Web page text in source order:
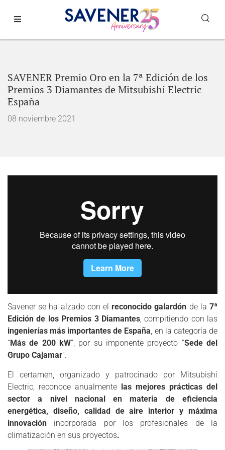
SAVENER Premio Oro en la 7ª Edición de los
Premios 3 Diamantes de Mitsubishi Electric
España
08 noviembre 2021
Savener se ha alzado con elreconocido galardón de la7ª
Edición de los Premios 3 Diamantes, compitiendo con las
ingenierías más importantes de España, en la categoría de
“Más de 200 kW”, por su imponente proyecto “Sede del
Grupo Cajamar”.
El certamen, organizado y patrocinado por Mitsubishi
Electric, reconoce anualmente las mejores prácticas del
sector a nivel nacional en materia de eficiencia
energética, diseño, calidad de aire interior y máxima
innovación incorporada por los profesionales de la
climatización en sus proyectos.